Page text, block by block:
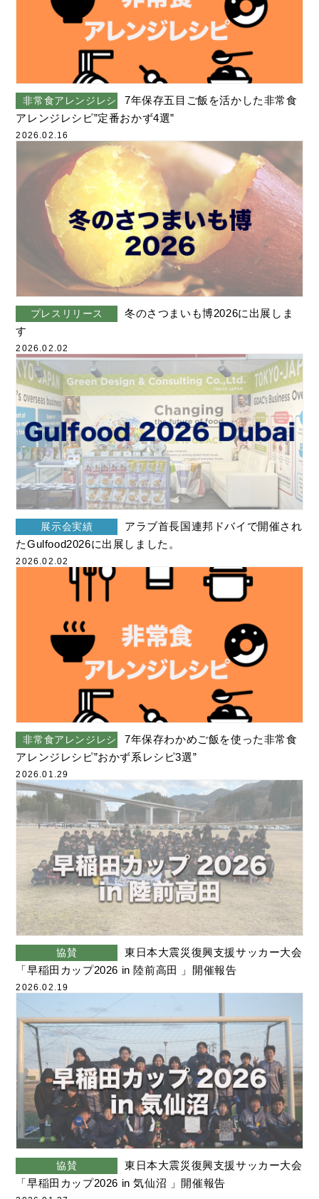
2024年3月
2023年12月
2023年10月
2023年9月
2023年8月
非常食アレンジレシピ
アレンジレシピ”定番おかず4選”
2026.02.16
プレスリリース
す
2026.02.02
展示会実績
たGulfood2026に出展しました。
2026.02.02
非常食アレンジレシピ
アレンジレシピ”おかず系レシピ3選”
2026.01.29
協賛
「早稲田カップ2026 in 陸前高田 」開催報告
2026.02.19
協賛
「早稲田カップ2026 in 気仙沼 」開催報告